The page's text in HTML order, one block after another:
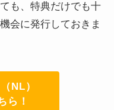
も、特典だけでも十
会に発行しておきま
NL）
ら！